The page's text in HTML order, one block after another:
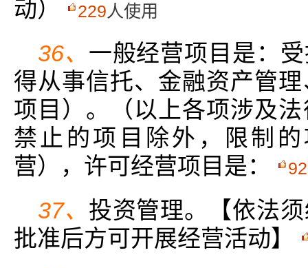
动）
229人使用
36、 一般经营项目是：
得从事信托、金融资产管
项目）。（以上各项涉及
禁止的项目除外，限制
营），许可经营项目是：
37、 投资管理。【依法
批准后方可开展经营活动】